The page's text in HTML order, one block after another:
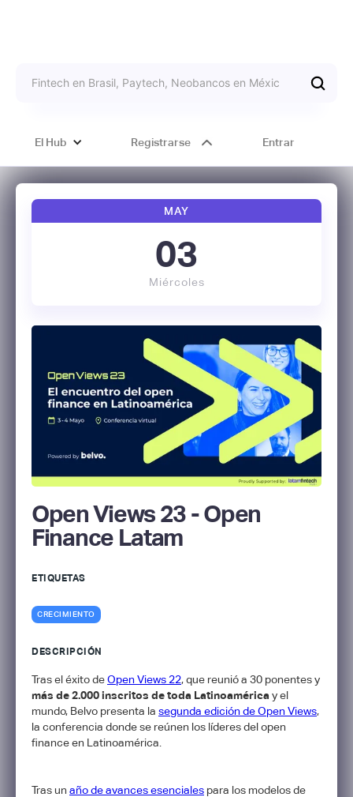
El Hub Registrarse Entrar
MAY
03
Miércoles
Open Views 23 - Open
Finance Latam
ETIQUETAS
CRECIMIENTO
DESCRIPCIÓN
Tras el éxito deOpen Views 22, que reunió a 30 ponentes y
más de 2.000 inscritos de toda Latinoamérica y el
mundo, Belvo presenta la segunda edición de Open Views,
la conferencia donde se reúnen los líderes del open
finance en Latinoamérica.
Tras un año de avances esenciales para los modelos de